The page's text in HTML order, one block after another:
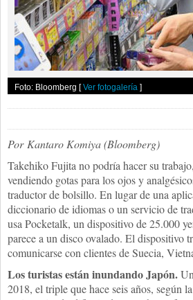
Foto: Bloomberg [Ver fotogalería ]
Por Kantaro Komiya (Bloomberg)
Takehiko Fujita no podría hacer su trabajo,
vendiendo gotas para los ojos y
traductor de bolsillo. En lugar de una
diccionario de idiomas o un servicio de
usa Pocketalk, un dispositivo de 25.000
parece a un disco ovalado. El dispositivo
comunicarse con clientes de Suecia,
Los turistas están inundando Japón.
2018, el triple que hace seis años, según